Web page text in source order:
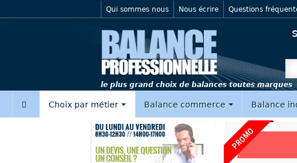
le plus grand choix de balances toutes marques
Qui sommes nous Nous écrire Questions
Choix par métier Balance commerce Balance
PROMO